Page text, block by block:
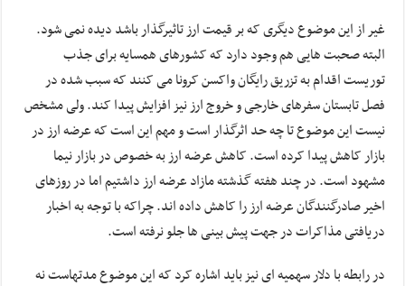
غیر از این موضوع دیگری که بر قیمت ارز تاثیرگذار باشد دیده نمی شود.
البته صحبت هایی هم وجود دارد که کشورهای همسایه برای جذب
توریست اقدام به تزریق رایگان واکسن کرونا می کنند که سبب شده در
فصل تابستان سفرهای خارجی و خروج ارز نیز افزایش پیدا کند. ولی مشخص
نیست این موضوع تا چه حد اثرگذار است و مهم این است که عرضه ارز در
بازار کاهش پیدا کرده است. کاهش عرضه ارز به خصوص در بازار نیما
مشهود است. در چند هفته گذشته مازاد عرضه ارز داشتیم اما در روزهای
اخیر صادرگنندگان عرضه ارز را کاهش داده اند. چراکه با توجه به اخبار
دریافتی مذاکرات در جهت پیش بینی ها جلو نرفته است.
در رابطه با دلار سهمیه ای نیز باید اشاره کرد که این موضوع مدتهاست نه